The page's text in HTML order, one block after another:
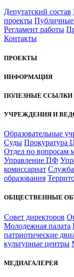
Депутатский состав
проекты
Регламент работы
Контакты
ПРОЕКТЫ
ИНФОРМАЦИЯ
ПОЛЕЗНЫЕ ССЫЛКИ
УЧРЕЖДЕНИЯ И
Образовательные
Суды Прокуратура
Отдел по вопросам
Управление ПФ
комиссариат Служба
образования
ОБЩЕСТВЕННЫЕ
Совет директоров
Молодежная палата
патриотические
культурные центры
МЕДИАГАЛЕРЕЯ